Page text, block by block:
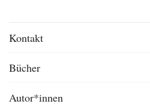
Kontakt
Bücher
Autor*innen